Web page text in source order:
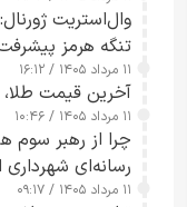
وال‌استریت
تنگه هرمز
۱۱ مرداد ۱۴۰۵ / ۱۶:۱۲
آخرین قیمت طلا، سکه و
۱۱ مرداد ۱۴۰۵ / ۱۰:۴۶
چرا از رهبر
رسانه‌ای شهرداری
جاسوسی گفت
۱۱ مرداد ۱۴۰۵ / ۰۹:۱۷